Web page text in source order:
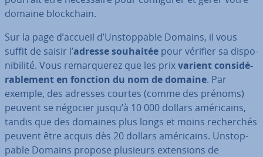
domaine blo­ck­chain.
Sur la page d’accueil d’Uns­top­pable Domains, il vous
suffit de saisir l’adresse souhaitée pour vérifier sa dis­po­
ni­bi­lité. Vous re­mar­que­rez que les prixvarient con­si­dé­
ra­ble­ment en fonction du nom de domaine. Par
exemple, des adresses courtes (comme des prénoms)
peuvent se négocier jusqu’à 10 000 dollars amé­ri­cains,
tandis que des domaines plus longs et moins re­cher­chés
peuvent être acquis dès 20 dollars amé­ri­cains. Uns­top­
pable Domains propose plusieurs ex­ten­sions de